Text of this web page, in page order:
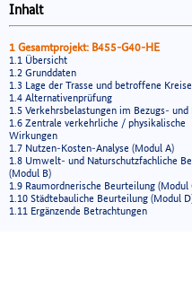
Inhalt
1 Gesamtprojekt: B455-G40-HE
1.1 Übersicht
1.2 Grunddaten
1.3 Lage der Trasse und betroffene Kreise
1.4 Alternativenprüfung
1.5 Verkehrsbelastungen im Bezugs- und
1.6 Zentrale verkehrliche / physikalische
Wirkungen
1.7 Nutzen-Kosten-Analyse (Modul A)
1.8 Umwelt- und Naturschutzfachliche
(Modul B)
1.9 Raumordnerische Beurteilung (Modul
1.10 Städtebauliche Beurteilung (Modul
1.11 Ergänzende Betrachtungen